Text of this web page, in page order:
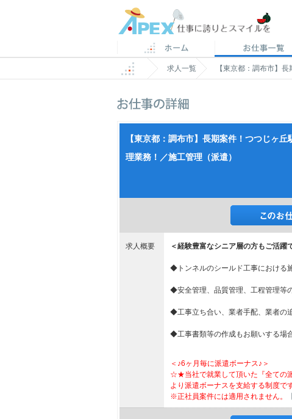
求人一覧 【東京都：調布市】
【東京都：調布市】長期案件！つつじヶ
理業務！／施工管理（派遣）
求人概要 ＜経験豊富なシニア層の方もご活躍
◆トンネルのシールド工事における
◆安全管理、品質管理、工程管理等
◆工事立ち合い、業者手配、業者の
◆工事書類等の作成もお願いする場
＜♪6ヶ月毎に派遣ボーナス♪＞
☆★当社で就業して頂いた『全ての
より派遣ボーナスを支給する制度
※正社員案件には適用されません。